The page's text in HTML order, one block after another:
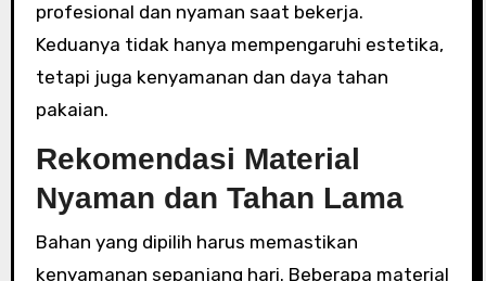
profesional dan nyaman saat bekerja.
Keduanya tidak hanya mempengaruhi estetika,
tetapi juga kenyamanan dan daya tahan
pakaian.
Rekomendasi Material
Nyaman dan Tahan Lama
Bahan yang dipilih harus memastikan
kenyamanan sepanjang hari. Beberapa material